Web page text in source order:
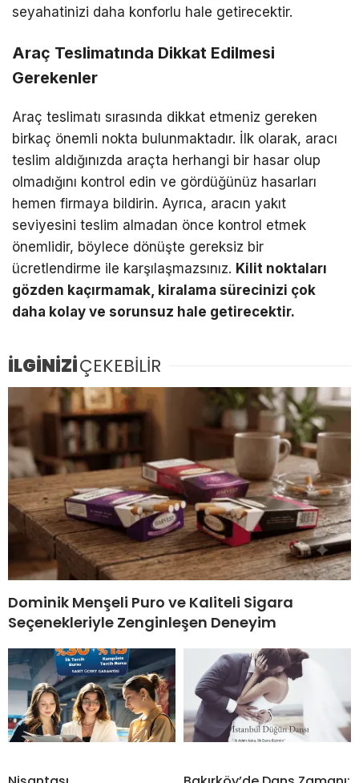
seyahatinizi daha konforlu hale getirecektir.
Araç Teslimatında Dikkat Edilmesi
Gerekenler
Araç teslimatı sırasında dikkat etmeniz gereken
birkaç önemli nokta bulunmaktadır. İlk olarak, aracı
teslim aldığınızda araçta herhangi bir hasar olup
olmadığını kontrol edin ve gördüğünüz hasarları
hemen firmaya bildirin. Ayrıca, aracın yakıt
seviyesini teslim almadan önce kontrol etmek
önemlidir, böylece dönüşte gereksiz bir
ücretlendirme ile karşılaşmazsınız. Kilit noktaları
gözden kaçırmamak, kiralama sürecinizi çok
daha kolay ve sorunsuz hale getirecektir.
İLGİNİZİÇEKEBİLİR
Dominik Menşeli Puro ve Kaliteli Sigara
Seçenekleriyle Zenginleşen Deneyim